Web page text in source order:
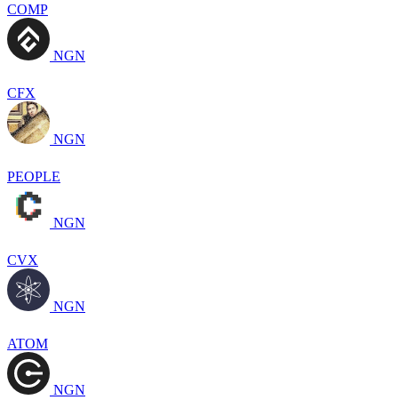
COMP
NGN
CFX
NGN
PEOPLE
NGN
CVX
NGN
ATOM
NGN